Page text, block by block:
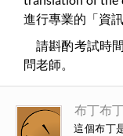
進行專業的「資
請斟酌考試時
問老師。
布丁布
這個布丁